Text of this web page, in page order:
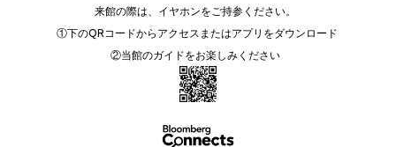
来館の際は、イヤホンをご持参ください。
①下のQRコードからアクセスまたはアプリをダウンロード
②当館のガイドをお楽しみください